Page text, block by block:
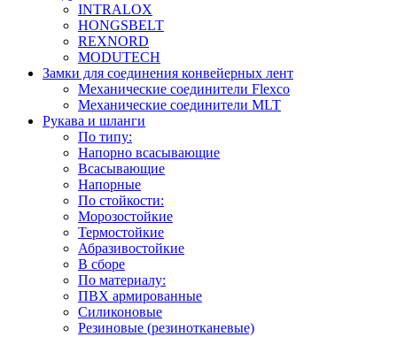
INTRALOX
HONGSBELT
REXNORD
MODUTECH
Замки для соединения конвейерных лент
Механические соединители Flexco
Механические соединители MLT
Рукава и шланги
По типу:
Напорно всасывающие
Всасывающие
Напорные
По стойкости:
Морозостойкие
Термостойкие
Абразивостойкие
В сборе
По материалу:
ПВХ армированные
Силиконовые
Резиновые (резинотканевые)